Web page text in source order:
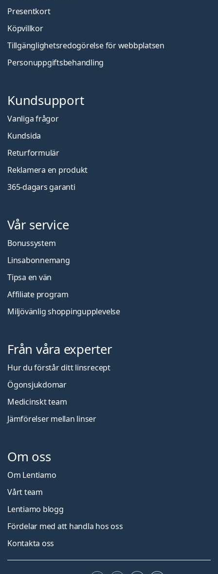
Presentkort
Köpvillkor
Tillgänglighetsredogörelse för webbplatsen
Personuppgiftsbehandling
Kundsupport
Vanliga frågor
Kundsida
Returformulär
Reklamera en produkt
365-dagars garanti
Vår service
Bonussystem
Linsabonnemang
Tipsa en vän
Affiliate program
Miljövänlig shoppingupplevelse
Från våra experter
Hur du förstår ditt linsrecept
Ögonsjukdomar
Medicinskt team
Jämförelser mellan linser
Om oss
Om Lentiamo
Vårt team
Lentiamo blogg
Fördelar med att handla hos oss
Kontakta oss